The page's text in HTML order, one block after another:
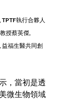
執行合夥人
授蔡英傑,
益福生醫共同創
，當初是透
微生物領域